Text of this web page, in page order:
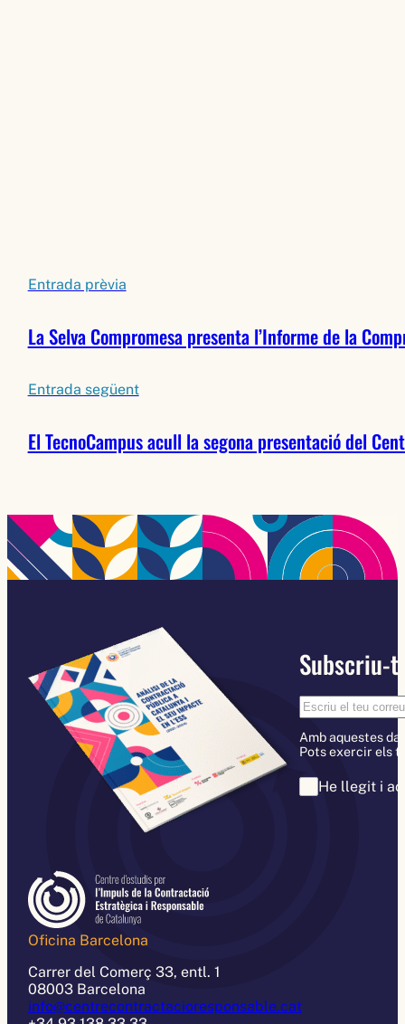
Entrada prèvia
La Selva Compromesa presenta l’Informe de la
Entrada següent
El TecnoCampus acull la segona presentació del
Subscriu-
Amb aquestes
Pots exercir els
He llegit i
Oficina Barcelona
Carrer del Comerç 33, entl. 1
08003 Barcelona
info@centrecontractacioresponsable.cat